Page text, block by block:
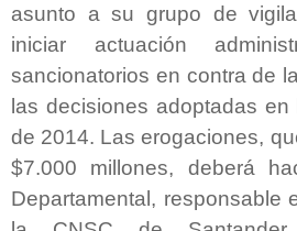
asunto a su grupo de
iniciar actuación
sancionatorios en contra de
las decisiones adoptadas en
de 2014. Las erogaciones,
$7.000 millones, deberá
Departamental, responsable